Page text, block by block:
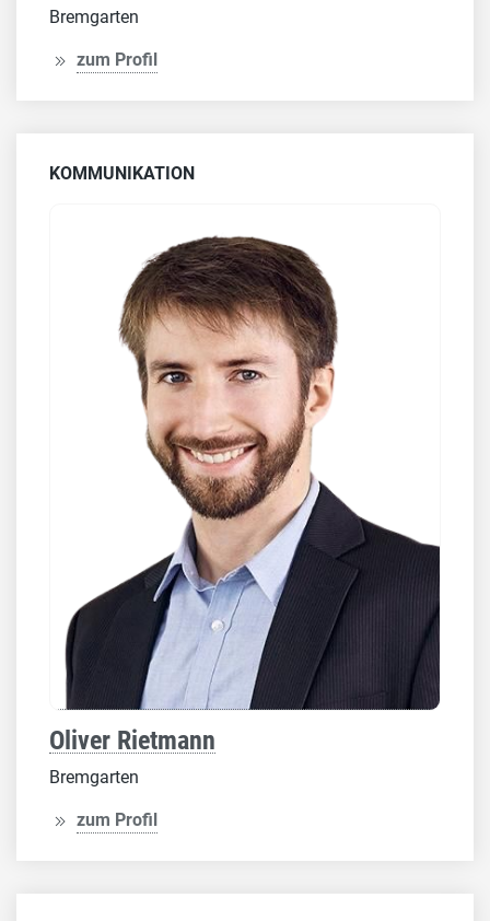
Bremgarten
zum Profil
KOMMUNIKATION
Oliver Rietmann
Bremgarten
zum Profil